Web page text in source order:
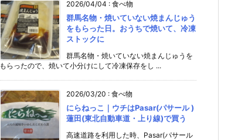
2026/04/04 : 食べ物
群馬名物・焼いていない焼まんじゅう
をもらった日。おうちで焼いて、冷凍
ストックに
群馬名物・焼いていない焼まんじゅうを
もらったので、焼いて小分けにして冷凍保存をし ...
2026/03/20 : 食べ物
にらねっこ｜ウチはPasar(パサール )
蓮田(東北自動車道・上り線)で買う
高速道路を利用した時、Pasar(パサール